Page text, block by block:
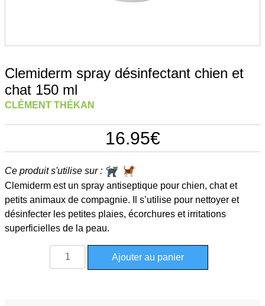
Clemiderm spray désinfectant chien et
chat 150 ml
CLÉMENT THÉKAN
16.95€
Ce produit s'utilise sur :
Clemiderm est un spray antiseptique pour chien, chat et
petits animaux de compagnie. Il s’utilise pour nettoyer et
désinfecter les petites plaies, écorchures et irritations
superficielles de la peau.
quantité
de
Ajouter au panier